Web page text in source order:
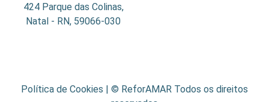
424 Parque das Colinas,
Natal - RN, 59066-030
Política de Cookies | © ReforAMAR Todos os direitos